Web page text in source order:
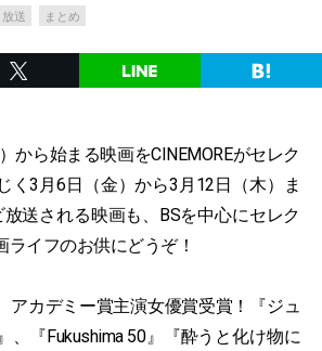
放送 まとめ
から始まる映画をCINEMOREがセレク
く3月6日（金）から3月12日（木）ま
送される映画も、BSを中心にセレク
ライフのお供にどうぞ！
アカデミー賞主演女優賞受賞！『ジュ
『Fukushima 50』『酔うと化け物に